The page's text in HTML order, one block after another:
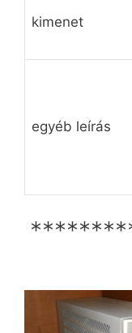
kimenet
egyéb leírás